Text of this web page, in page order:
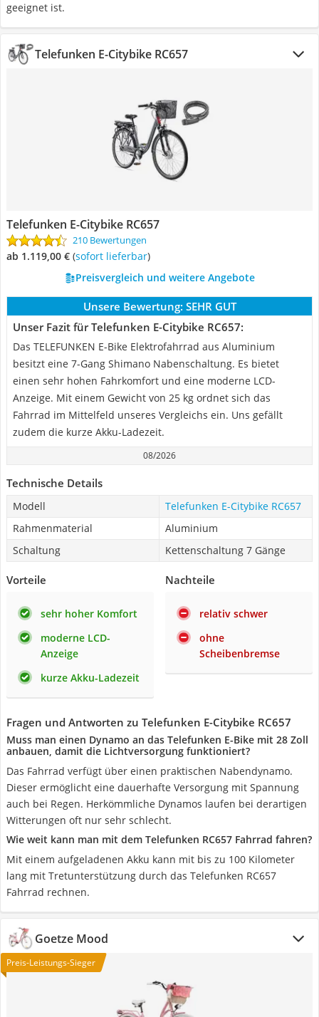
geeignet ist.
Telefunken E-Citybike RC657
Telefunken E-Citybike RC657
210 Bewertungen
ab 1.119,00 € ( Sofort lieferbar)
Preisvergleich und weitere Angebote
Unsere Bewertung: SEHR GUT
Unser Fazit für Telefunken E-Citybike RC657:
Das TELEFUNKEN E-Bike Elektrofahrrad aus Aluminium
besitzt eine 7-Gang Shimano Nabenschaltung. Es bietet
einen sehr hohen Fahrkomfort und eine moderne LCD-
Anzeige. Mit einem Gewicht von 25 kg ordnet sich das
Fahrrad im Mittelfeld unseres Vergleichs ein. Uns gefällt
zudem die kurze Akku-Ladezeit.
08/2026
Technische Details
Modell
Telefunken E-Citybike RC657
Rahmenmaterial
Aluminium
Schaltung
Kettenschaltung 7 Gänge
Vorteile
sehr hoher Komfort
moderne LCD-
Anzeige
kurze Akku-Ladezeit
Nachteile
relativ schwer
ohne
Scheibenbremse
Fragen und Antworten zu Telefunken E-Citybike RC657
Muss man einen Dynamo an das Telefunken E-Bike mit 28 Zoll
anbauen, damit die Lichtversorgung funktioniert?
Das Fahrrad verfügt über einen praktischen Nabendynamo.
Dieser ermöglicht eine dauerhafte Versorgung mit Spannung
auch bei Regen. Herkömmliche Dynamos laufen bei derartigen
Witterungen oft nur sehr schlecht.
Wie weit kann man mit dem Telefunken RC657 Fahrrad fahren?
Mit einem aufgeladenen Akku kann mit bis zu 100 Kilometer
lang mit Tretunterstützung durch das Telefunken RC657
Fahrrad rechnen.
Goetze Mood
Preis-Leistungs-Sieger